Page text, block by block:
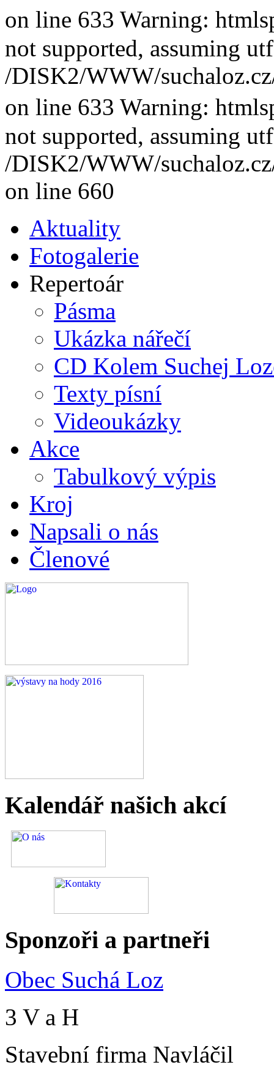
on line 633 Warning:
not supported, assuming
/DISK2/WWW/
on line 633 Warning:
not supported, assuming
/DISK2/WWW/
on line 660
Aktuality
Fotogalerie
Repertoár
Pásma
Ukázka nářečí
CD Kolem Suchej
Texty písní
Videoukázky
Akce
Tabulkový výpis
Kroj
Napsali o nás
Členové
Kalendář našich akcí
Sponzoři a partneři
Obec Suchá Loz
3 V a H
Stavební firma Navláčil